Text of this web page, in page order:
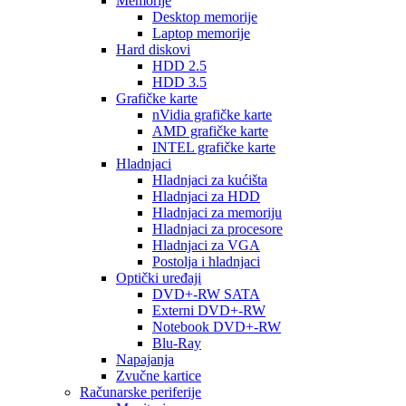
Desktop memorije
Laptop memorije
Hard diskovi
HDD 2.5
HDD 3.5
Grafičke karte
nVidia grafičke karte
AMD grafičke karte
INTEL grafičke karte
Hladnjaci
Hladnjaci za kućišta
Hladnjaci za HDD
Hladnjaci za memoriju
Hladnjaci za procesore
Hladnjaci za VGA
Postolja i hladnjaci
Optički uređaji
DVD+-RW SATA
Externi DVD+-RW
Notebook DVD+-RW
Blu-Ray
Napajanja
Zvučne kartice
Računarske periferije